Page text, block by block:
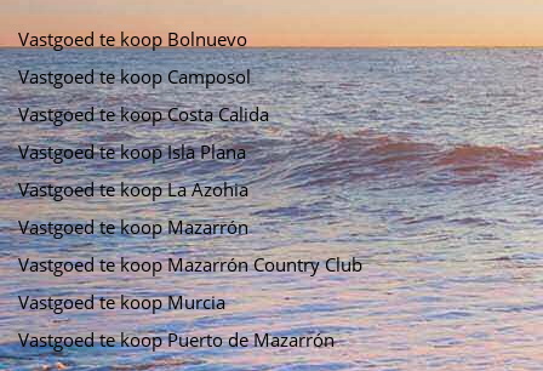
Vastgoed te koop Bolnuevo
Vastgoed te koop Camposol
Vastgoed te koop Costa Calida
Vastgoed te koop Isla Plana
Vastgoed te koop La Azohia
Vastgoed te koop Mazarrón
Vastgoed te koop Mazarrón Country Club
Vastgoed te koop Murcia
Vastgoed te koop Puerto de Mazarrón